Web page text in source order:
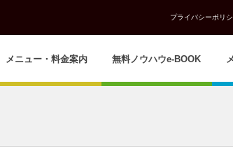
プライバシーポリ
メニュー・料金案内 無料ノウハウe-BOOK